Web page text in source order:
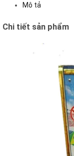
Mô tả
Chi tiết sản phẩm